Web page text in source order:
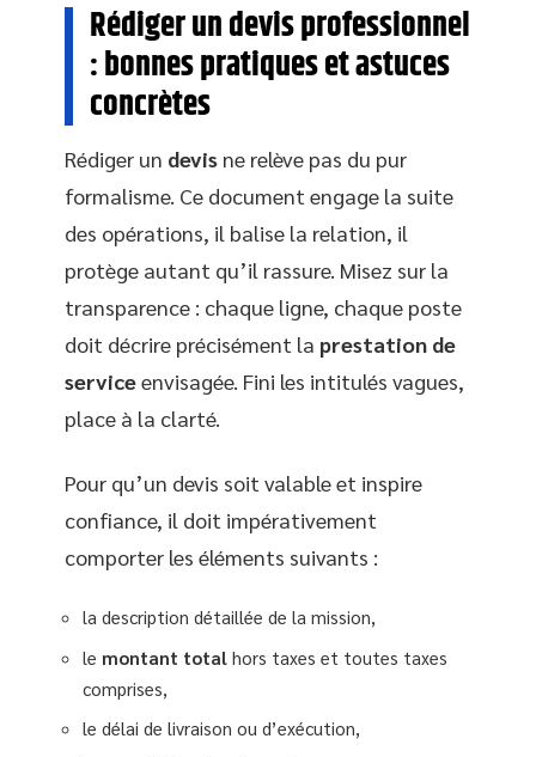
Rédiger un devis professionnel
: bonnes pratiques et astuces
concrètes
Rédiger un devis ne relève pas du pur
formalisme. Ce document engage la suite
des opérations, il balise la relation, il
protège autant qu’il rassure. Misez sur la
transparence : chaque ligne, chaque poste
doit décrire précisément la prestation de
serviceenvisagée. Fini les intitulés vagues,
place à la clarté.
Pour qu’un devis soit valable et inspire
confiance, il doit impérativement
comporter les éléments suivants :
la description détaillée de la mission,
le montant total hors taxes et toutes taxes
comprises,
le délai de livraison ou d’exécution,